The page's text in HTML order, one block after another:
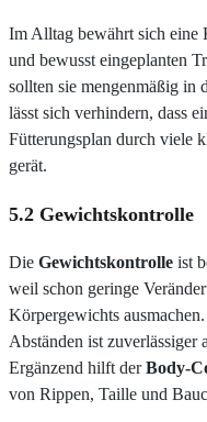
Im Alltag bewährt sich eine
und bewusst eingeplanten
sollten sie mengenmäßig in
lässt sich verhindern, dass
Fütterungsplan durch viele
gerät.
5.2 Gewichtskontrolle
Die Gewichtskontrolle ist
weil schon geringe
Körpergewichts
Abständen ist
Ergänzend hilft derBody-
von Rippen, Taille und